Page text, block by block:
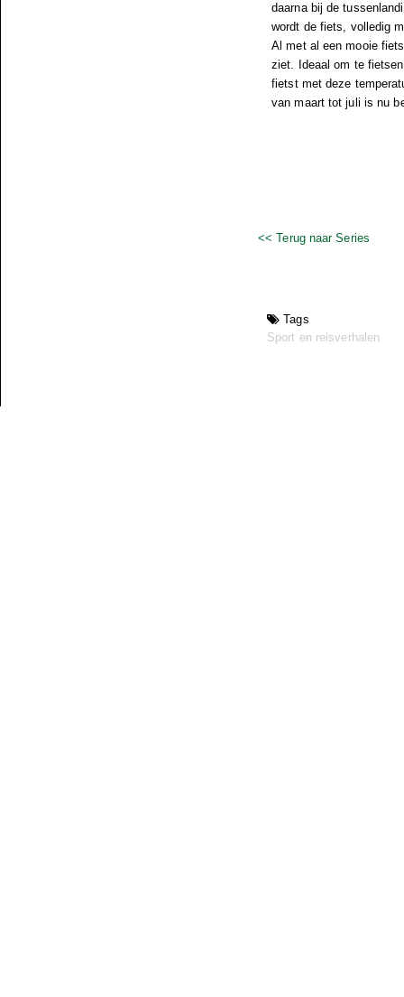
daarna bij de
wordt de fiets, volledig
Al met al een mooie
ziet. Ideaal om te
fietst met deze
van maart tot juli is nu
<< Terug naar Series
Tags
Sport en reisverhalen